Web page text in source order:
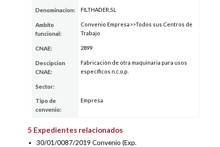
Denominacion: FILTHADER,SL
Ambito
funcional:
Convenio Empresa>>Todos sus Centros de
Trabajo
CNAE: 2899
Descipcion
CNAE:
Fabricación de otra maquinaria para usos
específicos n.c.o.p.
Sector:
Tipo de
convenio:
Empresa
5 Expedientes relacionados
30/01/0087/2019 Convenio (Exp.